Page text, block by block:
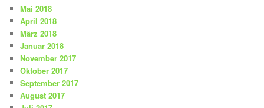
Mai 2018
April 2018
März 2018
Januar 2018
November 2017
Oktober 2017
September 2017
August 2017